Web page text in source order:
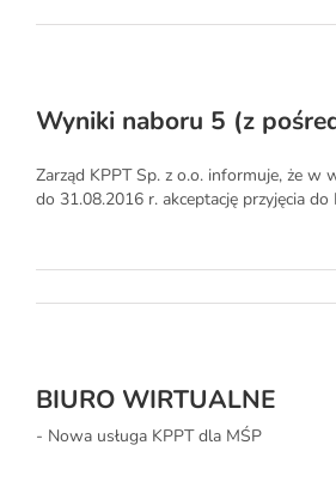
Wyniki naboru 5 (z
Zarząd KPPT Sp. z o.o. informuje, że
do 31.08.2016 r. akceptację przyjęcia
BIURO WIRTUALNE
- Nowa usługa KPPT dla MŚP